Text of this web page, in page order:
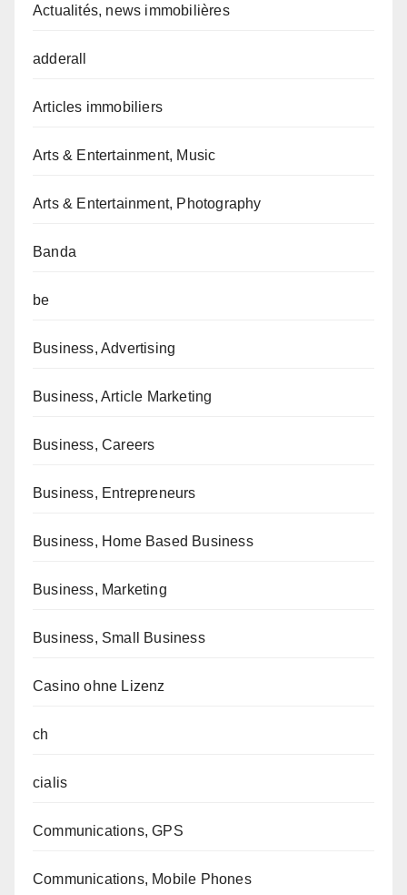
Actualités, news immobilières
adderall
Articles immobiliers
Arts & Entertainment, Music
Arts & Entertainment, Photography
Banda
be
Business, Advertising
Business, Article Marketing
Business, Careers
Business, Entrepreneurs
Business, Home Based Business
Business, Marketing
Business, Small Business
Casino ohne Lizenz
ch
cialis
Communications, GPS
Communications, Mobile Phones